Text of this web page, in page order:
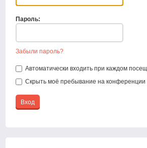
Пароль:
Забыли пароль?
Автоматически входить при каждом
Скрыть моё пребывание на конференции